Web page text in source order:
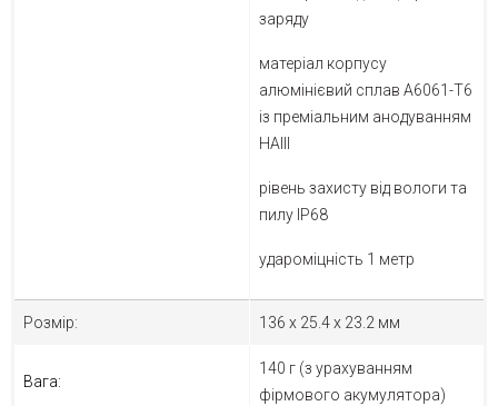
заряду
матеріал корпусу
алюмінієвий сплав A6061-T6
із преміальним анодуванням
HAIII
рівень захисту від вологи та
пилу IP68
удароміцність 1 метр
Розмір: 136 х 25.4 х 23.2 мм
Вага:
140 г (з урахуванням
фірмового акумулятора)